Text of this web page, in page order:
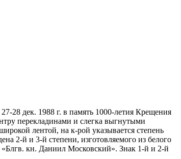
28 дек. 1988 г. в память 1000-летия Крещения
перекладинами и слегка выгнутыми
лентой, на к-рой указывается степень
2-й и 3-й степени, изготовляемого из белого
«Блгв. кн. Даниил Московский». Знак 1-й и 2-й